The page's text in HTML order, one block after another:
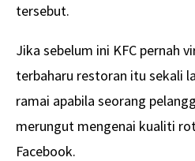
tersebut.
Jika sebelum ini KFC pernah
terbaharu restoran itu sekali
ramai apabila seorang
merungut mengenai kualiti
Facebook.